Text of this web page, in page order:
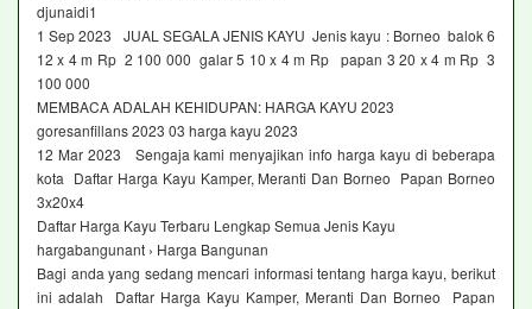
djunaidi1
1 Sep 2023 JUAL SEGALA JENIS KAYU Jenis kayu : Borneo balok 6
12 x 4 m Rp 2 100 000 galar 5 10 x 4 m Rp papan 3 20 x 4 m Rp 3
100 000
MEMBACA ADALAH KEHIDUPAN: HARGA KAYU 2023
goresanfillans 2023 03 harga kayu 2023
12 Mar 2023 Sengaja kami menyajikan info harga kayu di beberapa
kota Daftar Harga Kayu Kamper, Meranti Dan Borneo Papan Borneo
3x20x4
Daftar Harga Kayu Terbaru Lengkap Semua Jenis Kayu
hargabangunant › Harga Bangunan
Bagi anda yang sedang mencari informasi tentang harga kayu, berikut
ini adalah Daftar Harga Kayu Kamper, Meranti Dan Borneo Papan